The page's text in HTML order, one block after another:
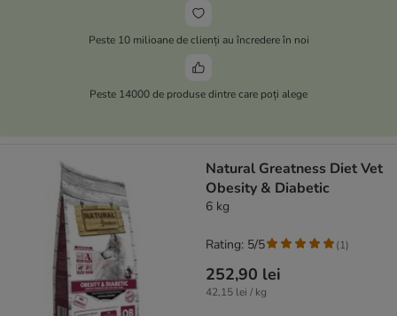
Peste 10 milioane de clienți au încredere în noi
Peste 14000 de produse dintre care poți alege
Natural Greatness Diet Vet
Obesity & Diabetic
6 kg
252,90 lei
42,15 lei / kg
Rating: 5/5 (1)